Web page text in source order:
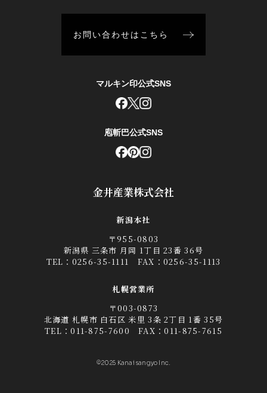
金井産業株式会社
新潟本社
〒955-0803
新潟県 三条市 月岡 1丁目 23番 36号
TEL： 0256-35-1111 FAX：0256-35-1113
札幌営業所
〒003-0873
北海道 札幌市 白石区 米里 3条 2丁目 1番 35号
TEL：011-875-7600 FAX：011-875-7615
©2025 Kanai sangyo Inc.
お問い合わせはこちら
マルキン印公式SNS
庖斬巴公式SNS